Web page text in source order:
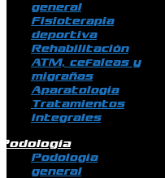
general
Fisioterapia
deportiva
Rehabilitación
ATM, cefaleas y
migrañas
Aparatología
Tratamientos
integrales
Podología
general